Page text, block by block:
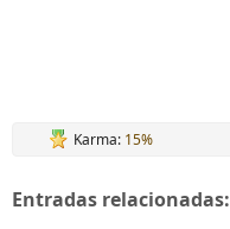
Karma: 15%
Entradas relacionadas: